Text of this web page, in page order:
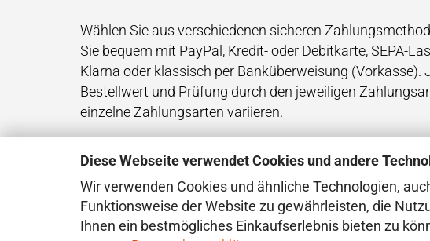
Diese Webseite verwendet Cookies und andere
Wir verwenden Cookies und ähnliche Technologien,
Funktionsweise der Website zu gewährleisten, die
Ihnen ein bestmögliches Einkaufserlebnis bieten zu
Wählen Sie aus verschiedenen sicheren
Sie bequem mit PayPal, Kredit- oder Debitkarte, SEPA-
Klarna oder klassisch per Banküberweisung (Vorkasse).
Bestellwert und Prüfung durch den jeweiligen
einzelne Zahlungsarten variieren.